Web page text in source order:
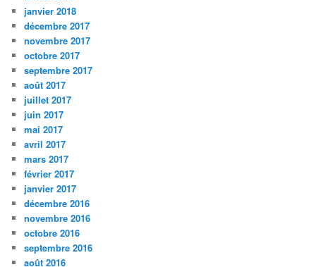
janvier 2018
décembre 2017
novembre 2017
octobre 2017
septembre 2017
août 2017
juillet 2017
juin 2017
mai 2017
avril 2017
mars 2017
février 2017
janvier 2017
décembre 2016
novembre 2016
octobre 2016
septembre 2016
août 2016